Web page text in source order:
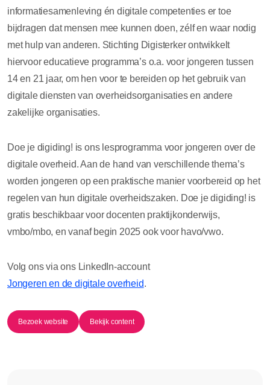
informatiesamenleving én digitale competenties er toe
bijdragen dat mensen mee kunnen doen, zélf en waar nodig
met hulp van anderen. Stichting Digisterker ontwikkelt
hiervoor educatieve programma’s o.a. voor jongeren tussen
14 en 21 jaar, om hen voor te bereiden op het gebruik van
digitale diensten van overheidsorganisaties en andere
zakelijke organisaties.
Doe je digiding! is ons lesprogramma voor jongeren over de
digitale overheid. Aan de hand van verschillende thema’s
worden jongeren op een praktische manier voorbereid op het
regelen van hun digitale overheidszaken. Doe je digiding! is
gratis beschikbaar voor docenten praktijkonderwijs,
vmbo/mbo, en vanaf begin 2025 ook voor havo/vwo.
Volg ons via ons LinkedIn-account
Jongeren en de digitale overheid.
Bezoek website Bekijk content